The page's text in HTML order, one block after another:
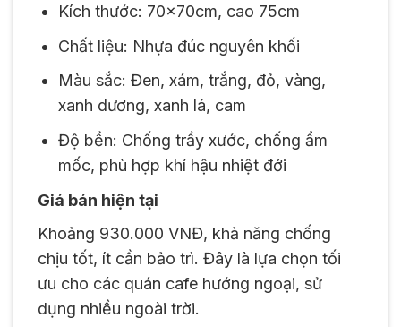
Kích thước: 70x70cm, cao 75cm
Chất liệu: Nhựa đúc nguyên khối
Màu sắc: Đen, xám, trắng, đỏ, vàng,
xanh dương, xanh lá, cam
Độ bền: Chống trầy xước, chống ẩm
mốc, phù hợp khí hậu nhiệt đới
Giá bán hiện tại
Khoảng 930.000 VNĐ, khả năng chống
chịu tốt, ít cần bảo trì. Đây là lựa chọn tối
ưu cho các quán cafe hướng ngoại, sử
dụng nhiều ngoài trời.